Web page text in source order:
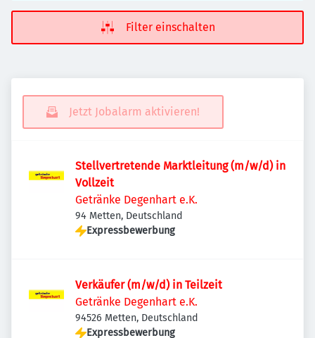
Filter einschalten
Jetzt Jobalarm aktivieren!
Stellvertretende Marktleitung (m/w/d) in
Vollzeit
Getränke Degenhart e.K.
94 Metten, Deutschland
Expressbewerbung
Verkäufer (m/w/d) in Teilzeit
Getränke Degenhart e.K.
94526 Metten, Deutschland
Expressbewerbung